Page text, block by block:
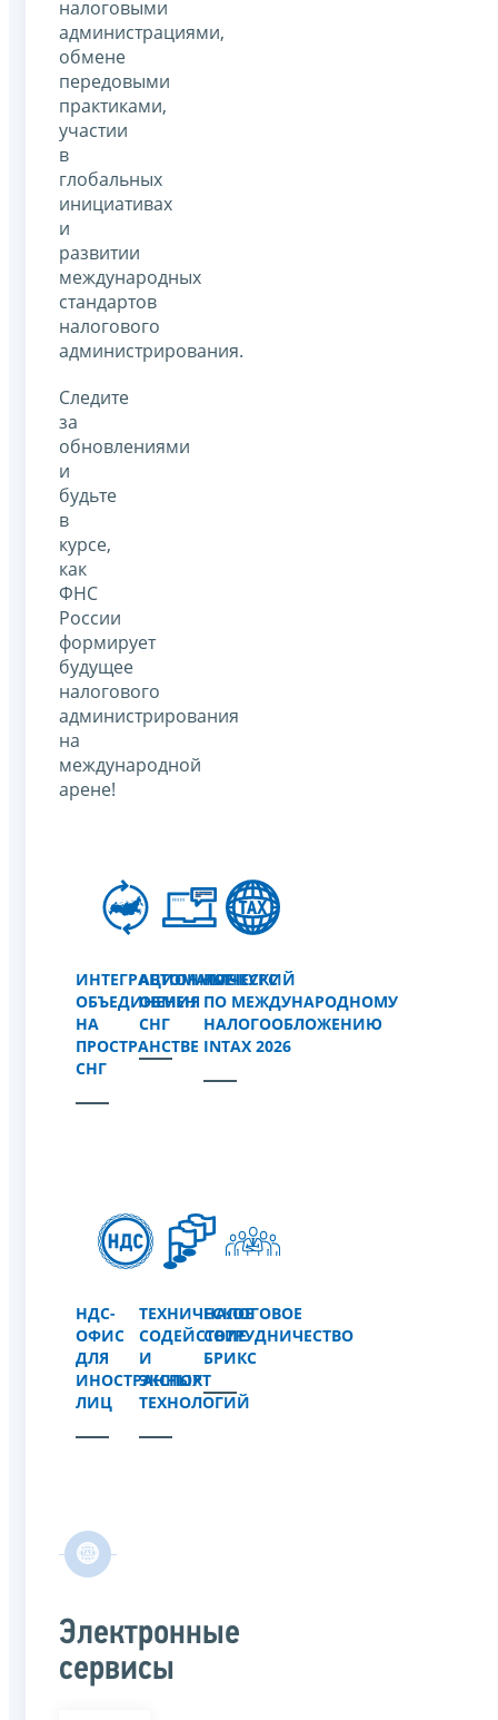
налоговыми
администрациями,
обмене
передовыми
практиками,
участии
в
глобальных
инициативах
и
развитии
международных
стандартов
налогового
администрирования.
Следите
за
обновлениями
и
будьте
в
курсе,
как
ФНС
России
формирует
будущее
налогового
администрирования
на
международной
арене!
ИНТЕГРАЦИОННЫЕ
ОБЪЕДИНЕНИЯ
НА
ПРОСТРАНСТВЕ
СНГ
АВТОМАТИЧЕСКИЙ
ОБМЕН
СНГ
КОНКУРС
ПО МЕЖДУНАРОДНОМУ
НАЛОГООБЛОЖЕНИЮ
INTAX 2026
НДС-
ОФИС
ДЛЯ
ИНОСТРАННЫХ
ЛИЦ
ТЕХНИЧЕСКОЕ
СОДЕЙСТВИЕ
И
ЭКСПОРТ
ТЕХНОЛОГИЙ
НАЛОГОВОЕ
СОТРУДНИЧЕСТВО
БРИКС
Электронные
сервисы